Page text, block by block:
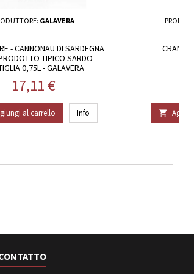
GALAVERA
- CANNONAU DI SARDEGNA
TIPICO SARDO -
0,75L - GALAVERA
Prezzo
17,11 €
al carrello Info 